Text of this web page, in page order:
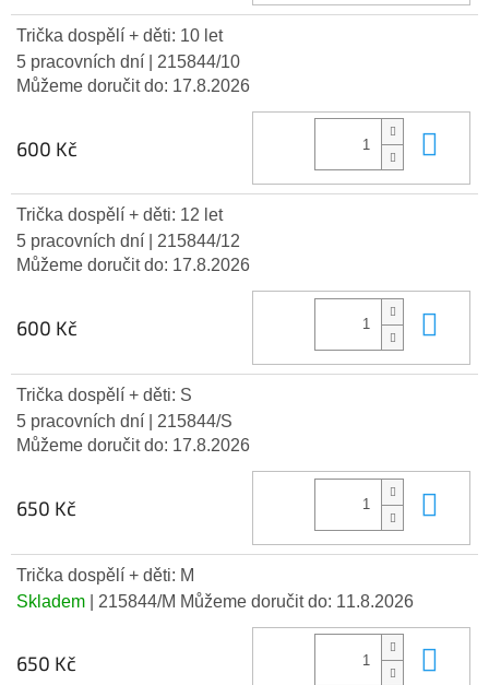
Trička dospělí + děti: 10 let
5 pracovních dní
| 215844/10
Můžeme doručit do: 17.8.2026
600 Kč
Trička dospělí + děti: 12 let
5 pracovních dní
| 215844/12
Můžeme doručit do: 17.8.2026
600 Kč
Trička dospělí + děti: S
5 pracovních dní
| 215844/S
Můžeme doručit do: 17.8.2026
650 Kč
Trička dospělí + děti: M
Skladem
| 215844/M Můžeme doručit do: 11.8.2026
650 Kč